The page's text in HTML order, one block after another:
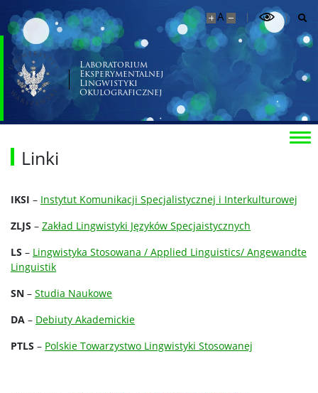
A
Laboratorium
Eksperymentalnej
Lingwistyki
Okulograficznej
Linki
IKSI – Instytut Komunikacji Specjalistycznej i Interkulturowej
ZLJS – Zakład Lingwistyki Języków Specjaistycznych
LS – Lingwistyka Stosowana / Applied Linguistics/ Angewandte
Linguistik
SN – Studia Naukowe
DA – Debiuty Akademickie
PTLS – Polskie Towarzystwo Lingwistyki Stosowanej